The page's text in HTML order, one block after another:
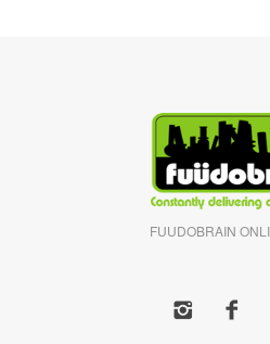
FUUDOBRAIN